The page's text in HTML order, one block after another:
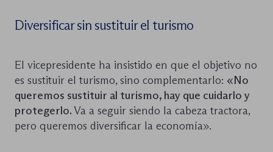
Diversificar sin sustituir el turismo
El vicepresidente ha insistido en que el objetivo no
es sustituir el turismo, sino complementarlo: «No
queremos sustituir al turismo, hay que cuidarlo y
protegerlo.Va a seguir siendo la cabeza tractora,
pero queremos diversificar la economía».